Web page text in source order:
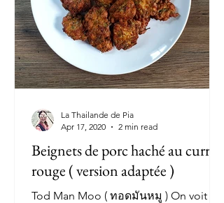
Beignets de porc haché au curry
rouge ( version adaptée )
Tod Man Moo ( ทอดมันหมู ) On voit
La Thailande de Pia
Apr 17, 2020
2 min read